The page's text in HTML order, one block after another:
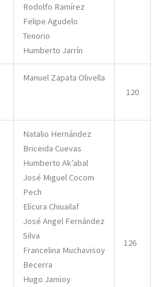
Rodolfo Ramírez
Felipe Agudelo
Tenorio
Humberto Jarrín
Manuel Zapata Olivella
120
Natalio Hernández
Briceida Cuevas
Humberto Ak’abal
José Miguel Cocom
Pech
Elicura Chiuailaf
José Angel Fernández
Silva
Francelina Muchavisoy
Becerra
Hugo Jamioy
126